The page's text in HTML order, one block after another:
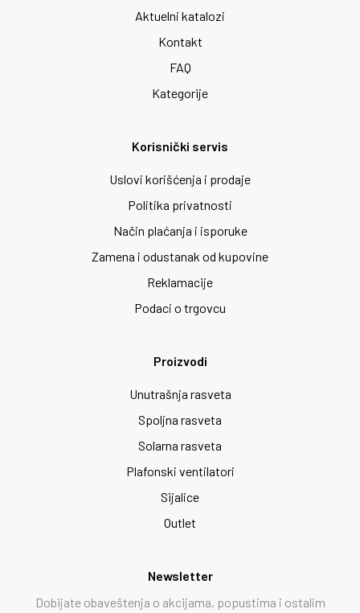
Aktuelni katalozi
Kontakt
FAQ
Kategorije
Korisnički servis
Uslovi korišćenja i prodaje
Politika privatnosti
Način plaćanja i isporuke
Zamena i odustanak od kupovine
Reklamacije
Podaci o trgovcu
Proizvodi
Unutrašnja rasveta
Spoljna rasveta
Solarna rasveta
Plafonski ventilatori
Sijalice
Outlet
Newsletter
Dobijate obaveštenja o akcijama, popustima i ostalim